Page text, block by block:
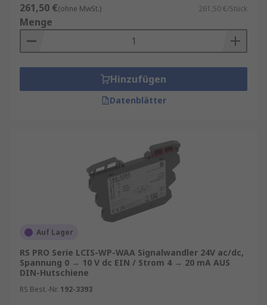
261,50 €(ohne MwSt.) 261,50 €/Stück
Menge
Hinzufügen
Datenblätter
Auf Lager
RS PRO Serie LCIS-WP-WAA Signalwandler 24V ac/dc,
Spannung 0 → 10 V dc EIN / Strom 4 → 20 mA AUS
DIN-Hutschiene
RS Best.-Nr. 192-3393